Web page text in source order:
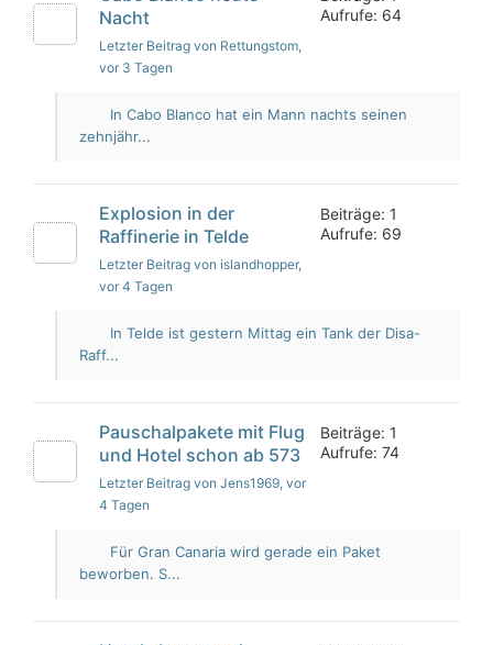
Nacht
Letzter Beitrag von Rettungstom,
vor 3 Tagen
Aufrufe: 64
In Cabo Blanco hat ein Mann nachts seinen
zehnjähr...
Explosion in der
Raffinerie in Telde
Letzter Beitrag von islandhopper,
vor 4 Tagen
Beiträge: 1
Aufrufe: 69
In Telde ist gestern Mittag ein Tank der Disa-
Raff...
Pauschalpakete mit Flug
und Hotel schon ab 573
Letzter Beitrag von Jens1969, vor
4 Tagen
Beiträge: 1
Aufrufe: 74
Für Gran Canaria wird gerade ein Paket
beworben. S...